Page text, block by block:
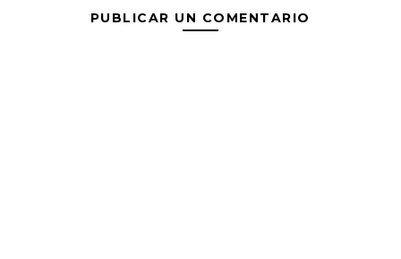
PUBLICAR UN COMENTARIO